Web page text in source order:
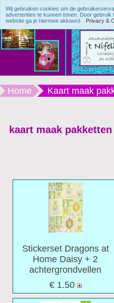
Home Kaart maak
kaart maak pakketten
Stickerset Dragons at
Home Daisy + 2
achtergrondvellen
€ 1.50
Wij gebruiken cookies om de
advertenties te kunnen tonen. Door gebruik
website ga je hiermee akkoord.
Privacy &